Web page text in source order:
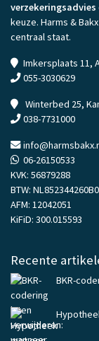
verzekeringsadvies
keuze. Harms &
centraal staat.
Imkersplaats 11,
055-3030629
Winterbed 25,
038-7731000
06-26150533
KVK: 56879288
BTW:
AFM: 12042051
KiFiD: 300.015593
Recente
BKR-